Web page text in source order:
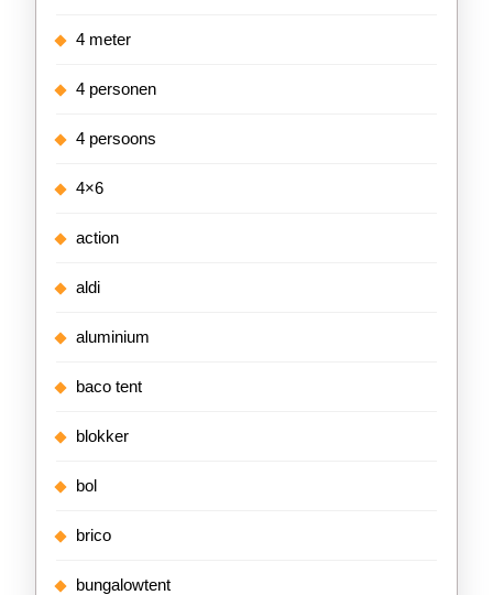
4 meter
4 personen
4 persoons
4×6
action
aldi
aluminium
baco tent
blokker
bol
brico
bungalowtent